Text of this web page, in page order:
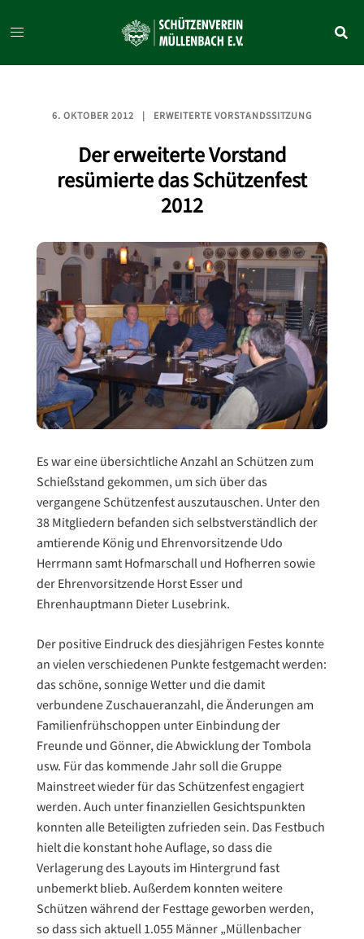
Inhalt
6. OKTOBER 2012 ERWEITERTE VORSTANDSSITZUNG
Der erweiterte Vorstand
resümierte das Schützenfest
2012
Es war eine übersichtliche Anzahl an Schützen zum
Schießstand gekommen, um sich über das
vergangene Schützenfest auszutauschen. Unter den
38 Mitgliedern befanden sich selbstverständlich der
amtierende König und Ehrenvorsitzende Udo
Herrmann samt Hofmarschall und Hofherren sowie
der Ehrenvorsitzende Horst Esser und
Ehrenhauptmann Dieter Lusebrink.
Der positive Eindruck des diesjährigen Festes konnte
an vielen verschiedenen Punkte festgemacht werden:
das schöne, sonnige Wetter und die damit
verbundene Zuschaueranzahl, die Änderungen am
Familienfrühschoppen unter Einbindung der
Freunde und Gönner, die Abwicklung der Tombola
usw. Für das kommende Jahr soll die Gruppe
Mainstreet wieder für das Schützenfest engagiert
werden. Auch unter finanziellen Gesichtspunkten
konnten alle Beteiligten zufrieden sein. Das Festbuch
hielt die konstant hohe Auflage, so dass die
Verlagerung des Layouts im Hintergrund fast
unbemerkt blieb. Außerdem konnten weitere
Schützen während der Festtage geworben werden,
so dass sich aktuell 1.055 Männer „Müllenbacher